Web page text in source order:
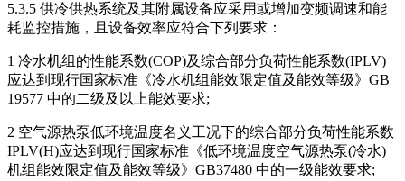
5.3.5 供冷供热系统及其附属设备应采用或增加变频调速和能
耗监控措施，且设备效率应符合下列要求：
1 冷水机组的性能系数(COP)及综合部分负荷性能系数(IPLV)
应达到现行国家标准《冷水机组能效限定值及能效等级》GB
19577 中的二级及以上能效要求;
2 空气源热泵低环境温度名义工况下的综合部分负荷性能系数
IPLV(H)应达到现行国家标准《低环境温度空气源热泵(冷水)
机组能效限定值及能效等级》GB37480 中的一级能效要求;